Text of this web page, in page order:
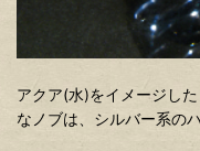
アクア(水)をイメージし
なノブは、シルバー系の